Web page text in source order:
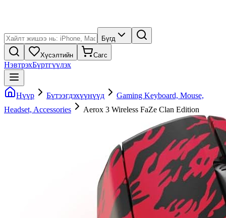
Бүгд
Хүсэлтийн Сагс
НэвтрэхБүртгүүлэх
Нүүр Бүтээгдэхүүнүүд
Gaming Keyboard, Mouse,
Headset, Accessories
Aerox 3 Wireless FaZe Clan Edition